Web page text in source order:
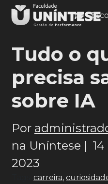
Tudo o
precisa
sobre IA
Por
na Uníntese |
2023
carreira,